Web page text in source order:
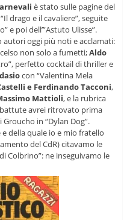
è stato sulle pagine del
drago e il cavaliere”, seguite
e poi dell’”Astuto Ulisse”.
autori oggi più noti e acclamati:
non solo a fumetti;Aldo
perfetto cocktail di thriller e
con “Valentina Mela
e Ferdinando Tacconi,
Mattioli, e la rubrica
avrei ritrovato prima
in “Dylan Dog”.
della quale io e mio fratello
del CdR) citavamo le
Colbrino”: ne inseguivamo le